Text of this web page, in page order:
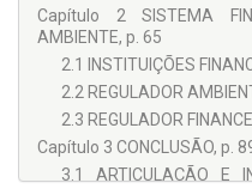
Capítulo 2 SISTEMA
AMBIENTE, p. 65
2.1 INSTITUIÇÕES
2.2 REGULADOR
2.3 REGULADOR
Capítulo 3 CONCLUSÃO, p.
3.1 ARTICULAÇÃO E